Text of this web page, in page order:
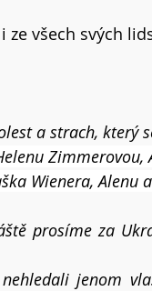
všech svých
a strach, který
Zimmerovou,
Wienera, Alenu
prosíme za
jenom